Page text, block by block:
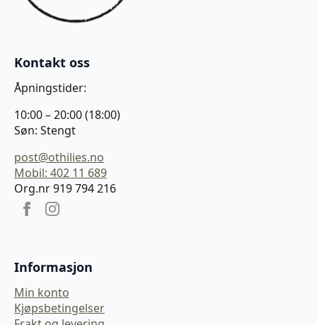
Kontakt oss
Åpningstider:
10:00 – 20:00 (18:00)
Søn: Stengt
post@othilies.no
Mobil: 402 11 689
Org.nr 919 794 216
Informasjon
Min konto
Kjøpsbetingelser